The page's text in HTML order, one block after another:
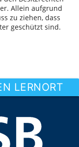
Allein aufgrund
zu ziehen, dass
geschützt sind.
LERNORT E